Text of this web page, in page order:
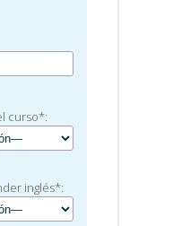
curso*:
inglés*: